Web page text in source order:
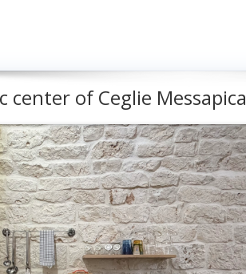
of Ceglie Messapica